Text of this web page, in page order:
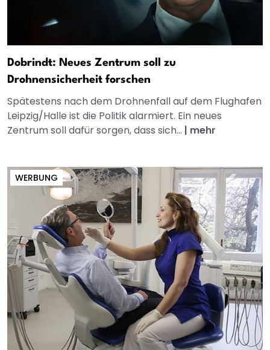
Dobrindt: Neues Zentrum soll zu
Drohnensicherheit forschen
Spätestens nach dem Drohnenfall auf dem Flughafen
Leipzig/Halle ist die Politik alarmiert. Ein neues
Zentrum soll dafür sorgen, dass sich... | mehr
WERBUNG